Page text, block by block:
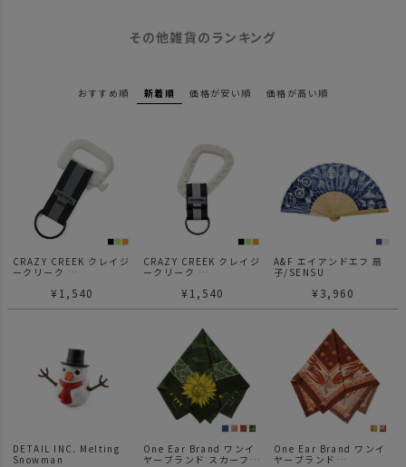
その他雑貨のランキング
おすすめ順 新着順 価格が安い順 価格が高い順
CRAZY CREEK クレイジ
ークリーク
¥ 1,540
CRAZY CREEK クレイジ
ークリーク
¥ 1,540
A&F エイアンドエフ 扇
子/SENSU
¥ 3,960
DETAIL INC. Melting
Snowman
One Ear Brand ワンイ
ヤーブランド スカーフ
One Ear Brand ワンイ
ヤーブランド